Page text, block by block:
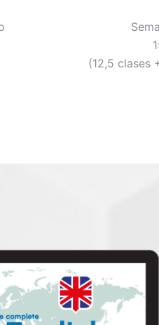
(12,5 clases